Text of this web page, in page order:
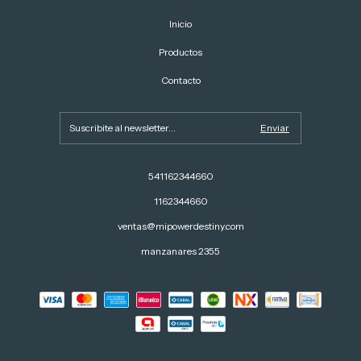
Inicio
Productos
Contacto
541162344660
1162344660
ventas@mipowerdestiny.com
manzanares 2355